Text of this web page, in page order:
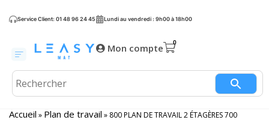
Service Client: 01 48 96 24 45 Lundi au vendredi : 9h00 à 18h00
Mon compte
Accueil » Plan de travail » 800 PLAN DE TRAVAIL 2 ÉTAGÈRES 700